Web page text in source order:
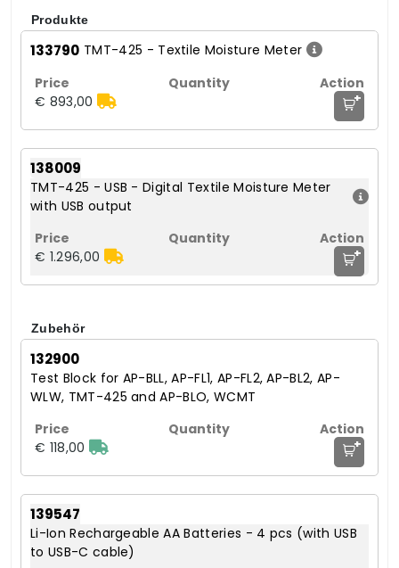
Produkte
133790 TMT-425 - Textile Moisture Meter
€ 893,00 +
138009
TMT-425 - USB - Digital Textile Moisture Meter
with USB output
€ 1.296,00 +
Zubehör
132900
Test Block for AP-BLL, AP-FL1, AP-FL2, AP-BL2, AP-
WLW, TMT-425 and AP-BLO, WCMT
€ 118,00 +
139547
Li-Ion Rechargeable AA Batteries - 4 pcs (with USB
to USB-C cable)